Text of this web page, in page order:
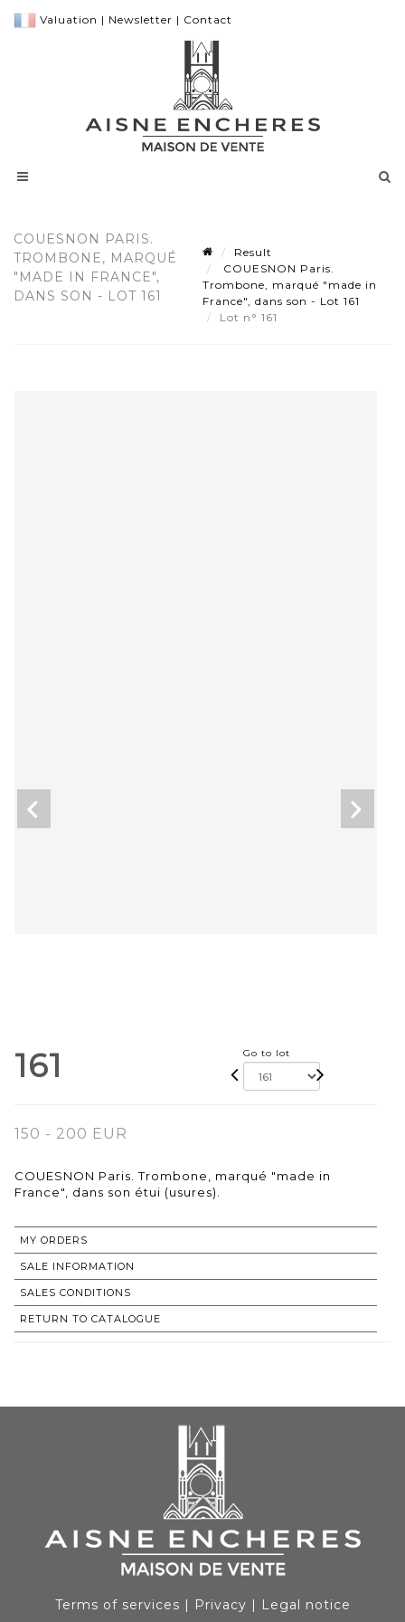
Valuation | Newsletter | Contact
COUESNON PARIS.
TROMBONE, MARQUÉ
"MADE IN FRANCE",
DANS SON - LOT 161
Result
COUESNON Paris.
Trombone, marqué "made in
France", dans son - Lot 161
Lot n° 161
161 Go to lot
150 - 200 EUR
COUESNON Paris. Trombone, marqué "made in
France", dans son étui (usures).
MY ORDERS
SALE INFORMATION
SALES CONDITIONS
RETURN TO CATALOGUE
Terms of services | Privacy | Legal notice